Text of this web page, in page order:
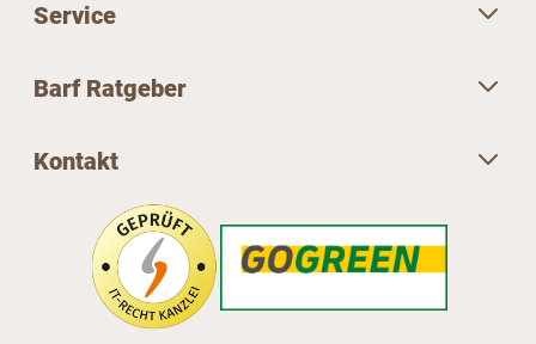
Service
Barf Ratgeber
Kontakt